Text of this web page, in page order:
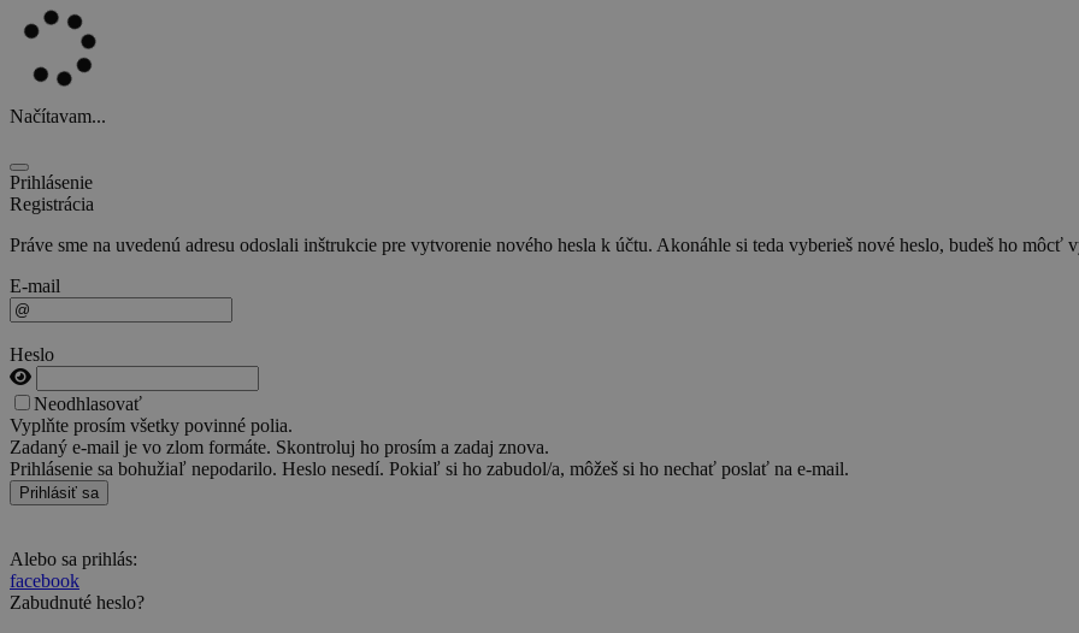
Načítavam...
Prihlásenie
Registrácia
Práve sme na uvedenú adresu odoslali inštrukcie pre vytvorenie nového hesla k účtu. Akonáhle si teda vyberieš nové heslo, budeš ho môcť
E-mail
Heslo
Neodhlasovať
Vyplňte prosím všetky povinné polia.
Zadaný e-mail je vo zlom formáte. Skontroluj ho prosím a zadaj znova.
Prihlásenie sa bohužiaľ nepodarilo. Heslo nesedí. Pokiaľ si ho zabudol/a, môžeš si ho nechať poslať na e-mail.
Prihlásiť sa
Alebo sa prihlás:
facebook
Zabudnuté heslo?